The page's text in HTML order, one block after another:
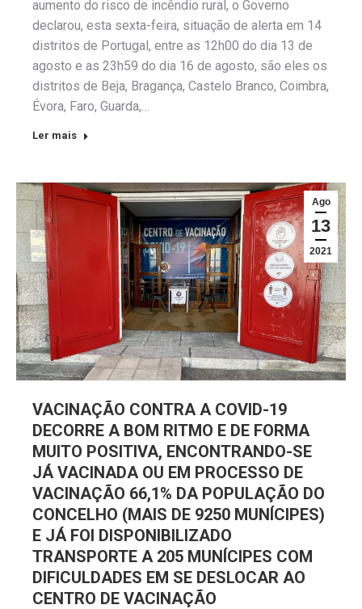
aumento do risco de incêndio rural, o Governo
declarou, esta sexta-feira, situação de alerta em 14
distritos de Portugal, entre as 12h00 do dia 13 de
agosto e as 23h59 do dia 16 de agosto, são eles os
distritos de Beja, Bragança, Castelo Branco, Coimbra,
Évora, Faro, Guarda,…
Ler mais
Ago
13
2021
VACINAÇÃO CONTRA A COVID-19
DECORRE A BOM RITMO E DE FORMA
MUITO POSITIVA, ENCONTRANDO-SE
JÁ VACINADA OU EM PROCESSO DE
VACINAÇÃO 66,1% DA POPULAÇÃO DO
CONCELHO (MAIS DE 9250 MUNÍCIPES)
E JÁ FOI DISPONIBILIZADO
TRANSPORTE A 205 MUNÍCIPES COM
DIFICULDADES EM SE DESLOCAR AO
CENTRO DE VACINAÇÃO